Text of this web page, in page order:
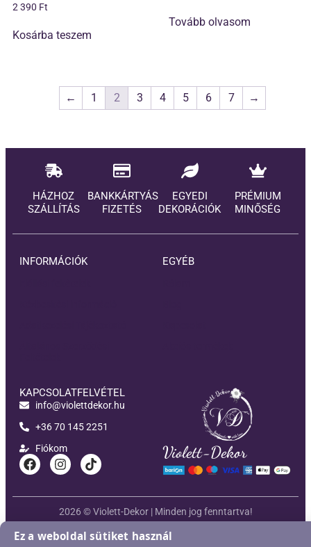
2 390 Ft
Kosárba teszem
Tovább olvasom
← 1 2 3 4 5 6 7 →
HÁZHOZ
SZÁLLÍTÁS
BANKKÁRTYÁS
FIZETÉS
EGYEDI
DEKORÁCIÓK
PRÉMIUM
MINŐSÉG
INFORMÁCIÓK EGYÉB
KAPCSOLATFELVÉTEL
info@violettdekor.hu
+36 70 145 2251
Fiókom
Violett-Dekor
2026 © Violett-Dekor | Minden jog fenntartva!
Ez a weboldal sütiket használ